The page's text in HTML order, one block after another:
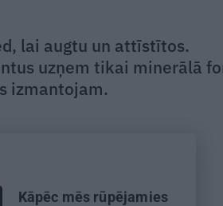
lai augtu un attīstītos.
uzņem tikai minerālā
izmantojam.
Kāpēc mēs rūpējamies